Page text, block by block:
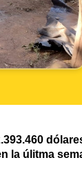
la úlitma